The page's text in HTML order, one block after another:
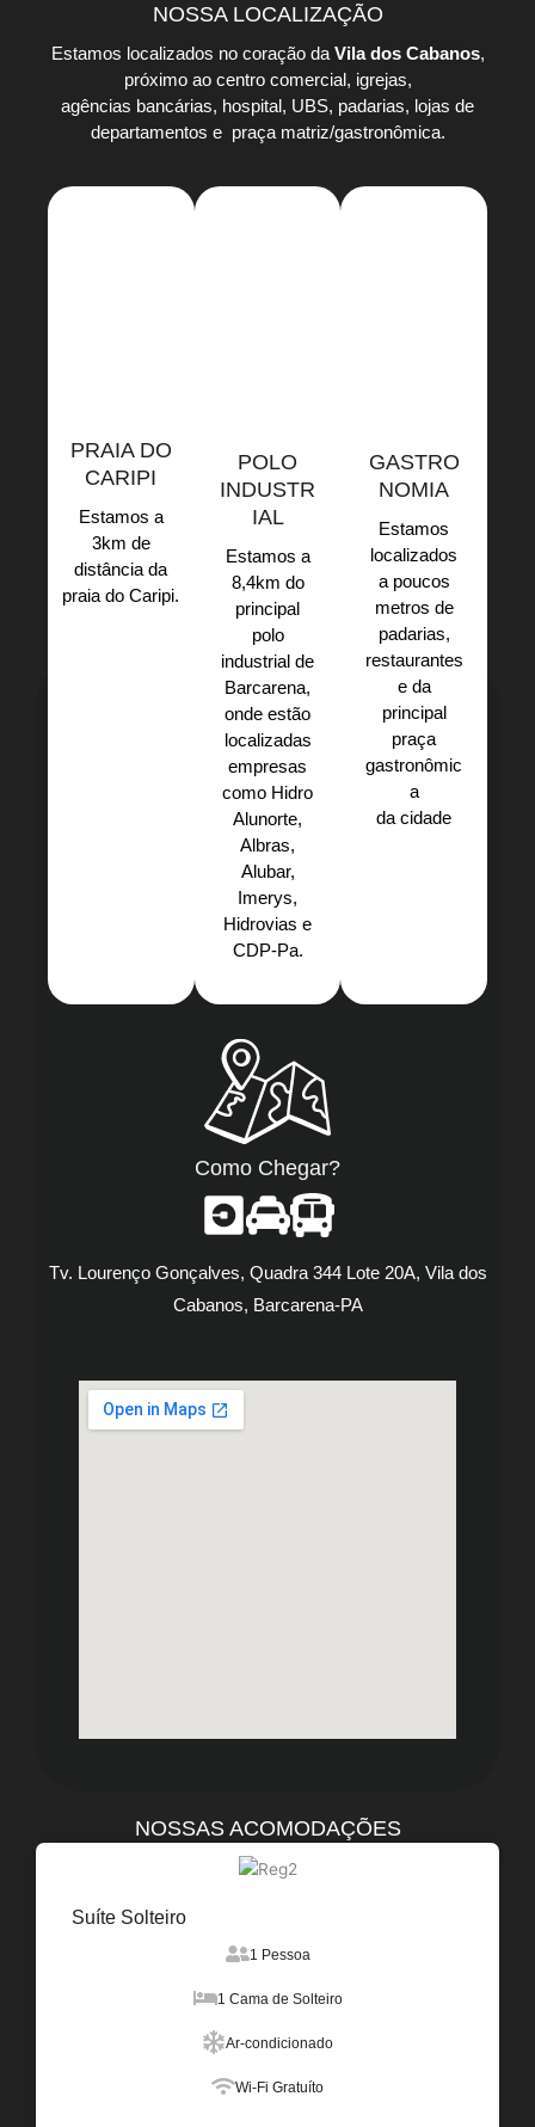
NOSSA LOCALIZAÇÃO
Estamos localizados no coração da Vila dos Cabanos,
próximo ao centro comercial, igrejas,
agências bancárias, hospital, UBS, padarias, lojas de
departamentos e praça matriz/gastronômica.
PRAIA DO
CARIPI
Estamos a
3km de
distância da
praia do Caripi.​
POLO
INDUSTR
IAL
Estamos a
8,4km do
principal
polo
industrial de
Barcarena,
onde estão
localizadas
empresas
como Hidro
Alunorte,
Albras,
Alubar,
Imerys,
Hidrovias e
CDP-Pa.​
GASTRO
NOMIA
Estamos
localizados
a poucos
metros de
padarias,
restaurantes
e da
principal
praça
gastronômic
a
da cidade
Como Chegar?
Tv. Lourenço Gonçalves, Quadra 344 Lote 20A, Vila dos
Cabanos, Barcarena-PA
NOSSAS ACOMODAÇÕES
Suíte Solteiro
1 Pessoa
1 Cama de Solteiro
Ar-condicionado
Wi-Fi Gratuíto